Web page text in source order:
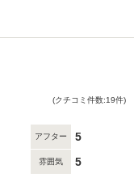
(クチコミ件数:19件)
アフター 5
雰囲気 5